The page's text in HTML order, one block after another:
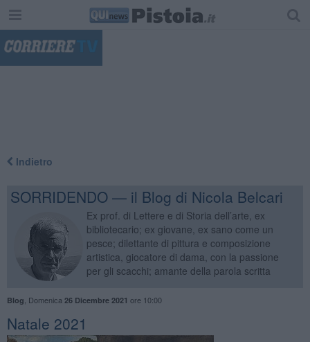
Indietro
SORRIDENDO — il Blog di Nicola Belcari
Ex prof. di Lettere e di Storia dell’arte, ex
bibliotecario; ex giovane, ex sano come un
pesce; dilettante di pittura e composizione
artistica, giocatore di dama, con la passione
per gli scacchi; amante della parola scritta
Blog Domenica 26 Dicembre 2021 ore 10:00
Natale 2021